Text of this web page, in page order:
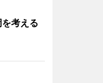
考える